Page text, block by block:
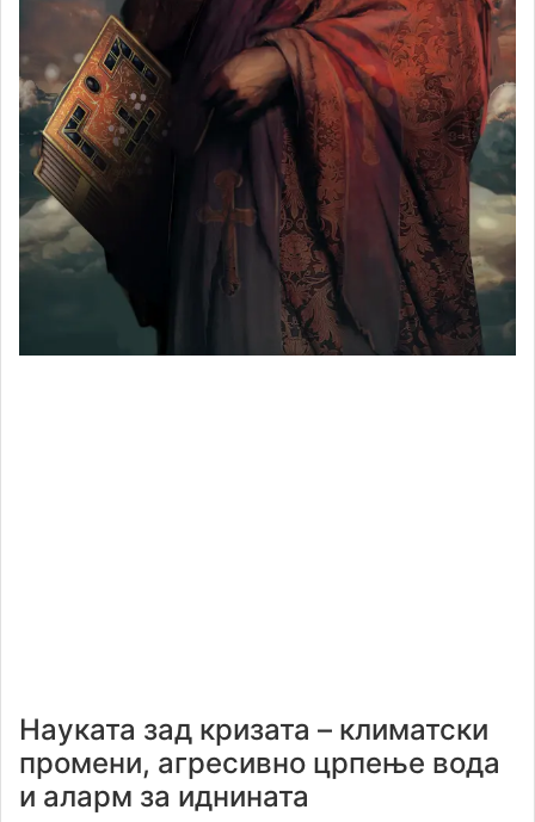
Науката зад кризата – климатски
промени, агресивно црпење вода
и аларм за иднината